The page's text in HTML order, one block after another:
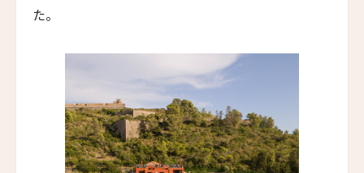
ミー・カボ
シャンハイ・ムー・ショウ・ジュージン・ホテル
Shanghai Muh Shoou Zhujing Hotel
ザ・スパイア・ホテル
The Spire Hotel
ヨーロッパ・パレス
た。